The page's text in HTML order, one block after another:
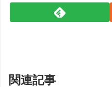
関連記事